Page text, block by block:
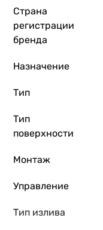
Страна
регистрации
бренда
Назначение
Тип
Тип
поверхности
Монтаж
Управление
Тип излива